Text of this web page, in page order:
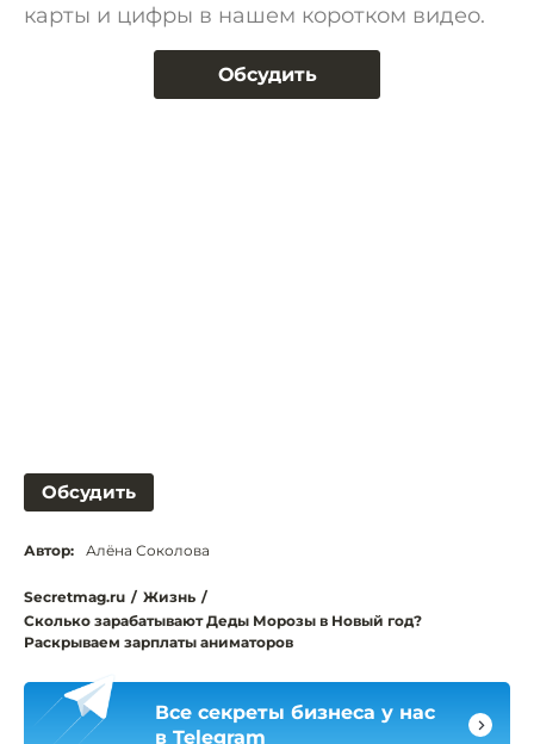
карты и цифры в нашем коротком видео.
Обсудить
Обсудить
Автор: Алёна Соколова
Secretmag.ru / Жизнь /
Сколько зарабатывают Деды Морозы в Новый год?
Раскрываем зарплаты аниматоров
Все секреты бизнеса у нас
в Telegram